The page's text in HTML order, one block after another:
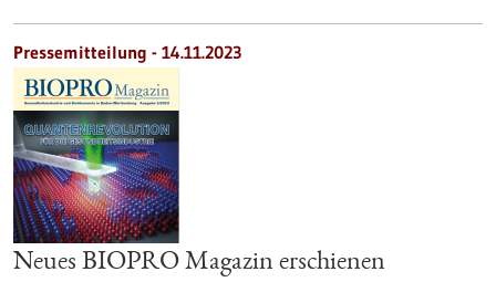
Pressemitteilung - 14.11.2023
Neues BIOPRO Magazin erschienen